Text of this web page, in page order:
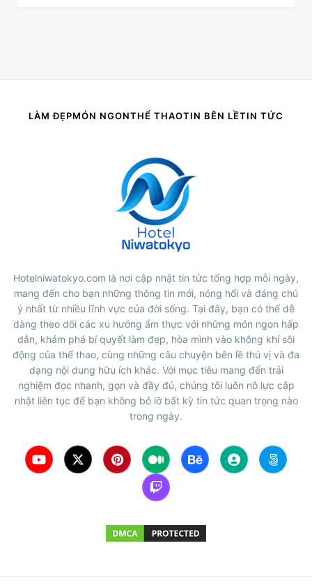
LÀM ĐẸPMÓN NGONTHỂ THAOTIN BÊN LỀTIN TỨC
Hotelniwatokyo.com là nơi cập nhật tin tức tổng hợp mỗi ngày,
mang đến cho bạn những thông tin mới, nóng hổi và đáng chú
ý nhất từ nhiều lĩnh vực của đời sống. Tại đây, bạn có thể dễ
dàng theo dõi các xu hướng ẩm thực với những món ngon hấp
dẫn, khám phá bí quyết làm đẹp, hòa mình vào không khí sôi
động của thể thao, cùng những câu chuyện bên lề thú vị và đa
dạng nội dung hữu ích khác. Với mục tiêu mang đến trải
nghiệm đọc nhanh, gọn và đầy đủ, chúng tôi luôn nỗ lực cập
nhật liên tục để bạn không bỏ lỡ bất kỳ tin tức quan trọng nào
trong ngày.